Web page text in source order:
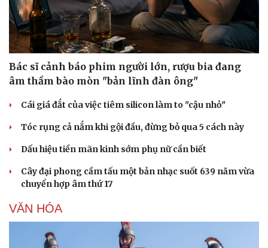
Bác sĩ cảnh báo phim người lớn, rượu bia đang
âm thầm bào mòn "bản lĩnh đàn ông"
Cái giá đắt của việc tiêm silicon làm to "cậu nhỏ"
Tóc rụng cả nắm khi gội đầu, đừng bỏ qua 5 cách này
Dấu hiệu tiền mãn kinh sớm phụ nữ cần biết
Cây đại phong cầm tấu một bản nhạc suốt 639 năm vừa
chuyển hợp âm thứ 17
VĂN HÓA